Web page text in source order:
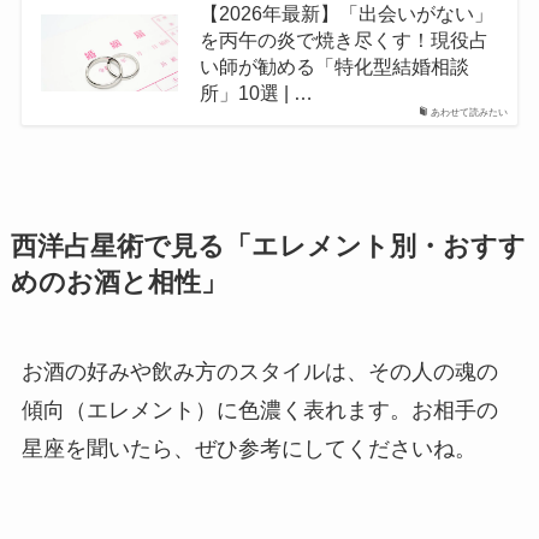
あわせて読みたい
【2026年最新】「出会いがない」
を丙午の炎で焼き尽くす！現役占
い師が勧める「特化型結婚相談
所」10選 | …
西洋占星術で見る「エレメント別・おすす
めのお酒と相性」
お酒の好みや飲み方のスタイルは、その人の魂の
傾向（エレメント）に色濃く表れます。お相手の
星座を聞いたら、ぜひ参考にしてくださいね。